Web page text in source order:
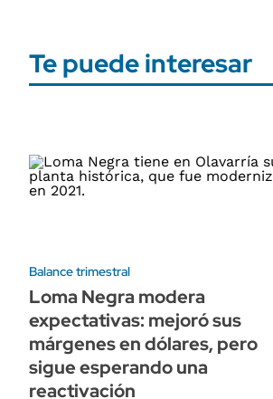
Te puede interesar
Balance trimestral
Loma Negra modera
expectativas: mejoró sus
márgenes en dólares, pero
sigue esperando una
reactivación